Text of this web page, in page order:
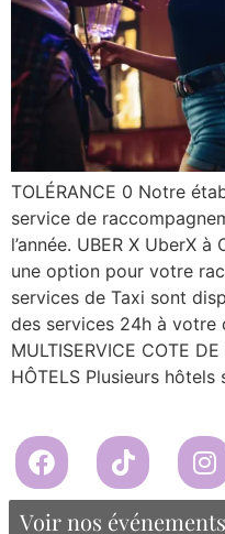
TOLÉRANCE 0 Notre
service de
l’année. UBER X UberX
une option pour votre
services de Taxi sont
des services 24h à votre
MULTISERVICE COTE
HÔTELS Plusieurs hôtels
Voir nos événements